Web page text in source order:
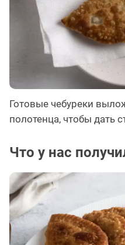
Готовые чебуреки
полотенца, чтобы дать
Что у нас